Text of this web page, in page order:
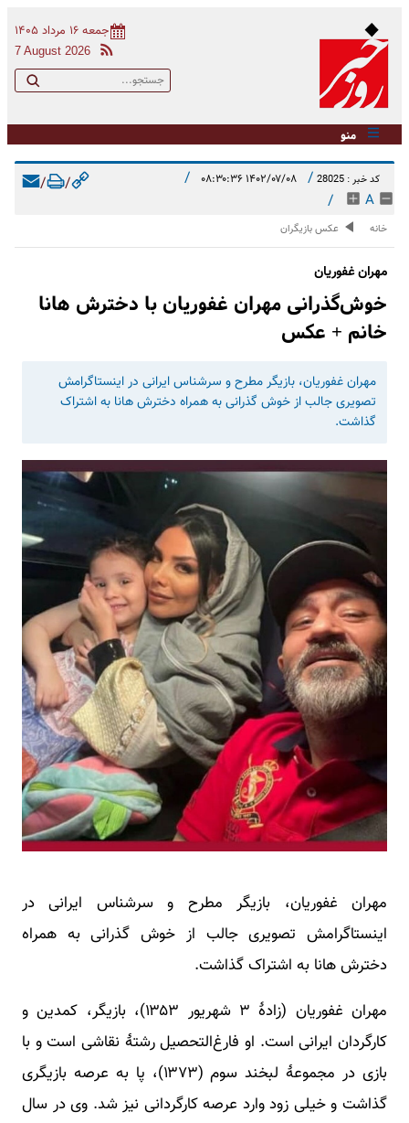
جمعه ۱۶ مرداد ۱۴۰۵
7 August 2026
منو
کد خبر : 28025 / ۱۴۰۲/۰۷/۰۸ ۰۸:۳۰:۳۶ /
A
/
/
/
خانه عکس بازیگران
مهران غفوریان
خوش‌گذرانی مهران غفوریان با دخترش هانا
خانم + عکس
مهران غفوریان، بازیگر مطرح و سرشناس ایرانی در اینستاگرامش
تصویری جالب از خوش گذرانی به همراه دخترش هانا به اشتراک
گذاشت.
مهران غفوریان، بازیگر مطرح و سرشناس ایرانی در
اینستاگرامش تصویری جالب از خوش گذرانی به همراه
دخترش هانا به اشتراک گذاشت.
مهران غفوریان (زادهٔ ۳ شهریور ۱۳۵۳)، بازیگر، کمدین و
کارگردان ایرانی است. او فارغ‌التحصیل رشتۀ نقاشی است و با
بازی در مجموعۀ لبخند سوم (۱۳۷۳)، پا به عرصه بازیگری
گذاشت و خیلی زود وارد عرصه کارگردانی نیز شد. وی در سال